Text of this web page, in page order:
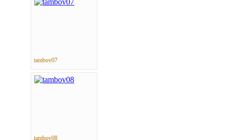
tambov07
tambov08